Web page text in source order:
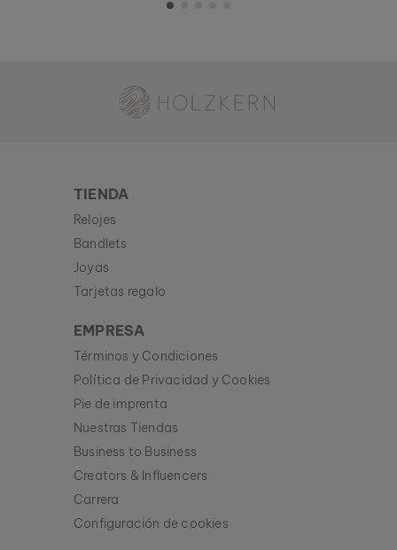
TIENDA
Relojes
Bandlets
Joyas
Tarjetas regalo
EMPRESA
Términos y Condiciones
Política de Privacidad y Cookies
Pie de imprenta
Nuestras Tiendas
Business to Business
Creators & Influencers
Carrera
Configuración de cookies